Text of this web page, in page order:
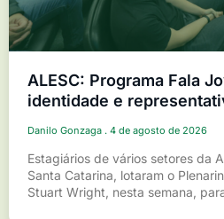
ALESC: Programa Fala
identidade e
Danilo Gonzaga 4 de agosto de 2026
Estagiários de vários setores da
Santa Catarina, lotaram o
Stuart Wright, nesta semana,